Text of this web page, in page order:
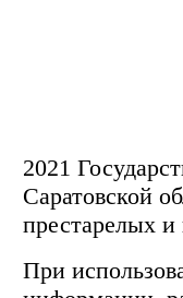
2021
Саратовской
престарелых и
При